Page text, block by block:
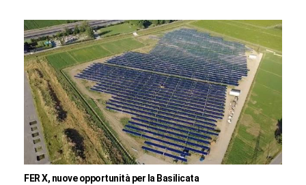
FER X, nuove opportunità per la Basilicata